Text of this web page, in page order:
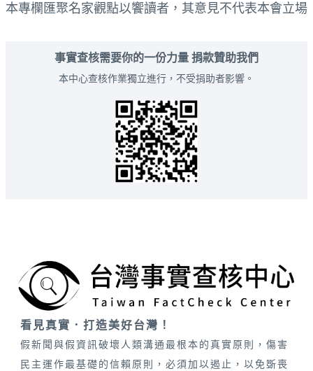
本專欄匯聚名家觀點以饗讀者，其意見不代表本會立場
事實查核需要你的一份力量 捐款贊助我們
本中心查核作業獨立進行，不受捐助者影響。
看見真實．打造美好台灣！
假新聞與假資訊破壞人類溝通最根本的真實原則，傷害
民主運作最基礎的信賴原則，必須加以遏止，以免斲喪